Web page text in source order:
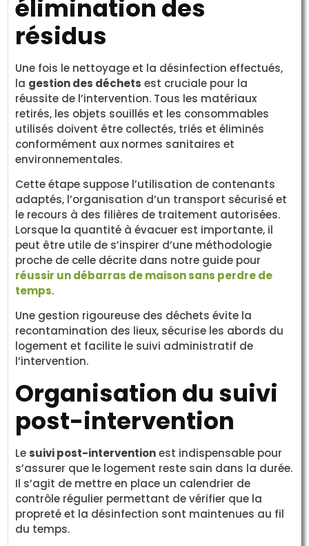
élimination des
résidus
Une fois le nettoyage et la désinfection effectués,
la gestion des déchets est cruciale pour la
réussite de l’intervention. Tous les matériaux
retirés, les objets souillés et les consommables
utilisés doivent être collectés, triés et éliminés
conformément aux normes sanitaires et
environnementales.
Cette étape suppose l’utilisation de contenants
adaptés, l’organisation d’un transport sécurisé et
le recours à des filières de traitement autorisées.
Lorsque la quantité à évacuer est importante, il
peut être utile de s’inspirer d’une méthodologie
proche de celle décrite dans notre guide pour
réussir un débarras de maison sans perdre de
temps.
Une gestion rigoureuse des déchets évite la
recontamination des lieux, sécurise les abords du
logement et facilite le suivi administratif de
l’intervention.
Organisation du suivi
post-intervention
Le suivi post-interventionest indispensable pour
s’assurer que le logement reste sain dans la durée.
Il s’agit de mettre en place un calendrier de
contrôle régulier permettant de vérifier que la
propreté et la désinfection sont maintenues au fil
du temps.